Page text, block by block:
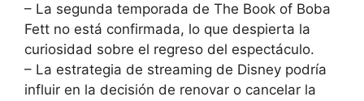
– La segunda temporada de The Book of Boba
Fett no está confirmada, lo que despierta la
curiosidad sobre el regreso del espectáculo.
– La estrategia de streaming de Disney podría
influir en la decisión de renovar o cancelar la